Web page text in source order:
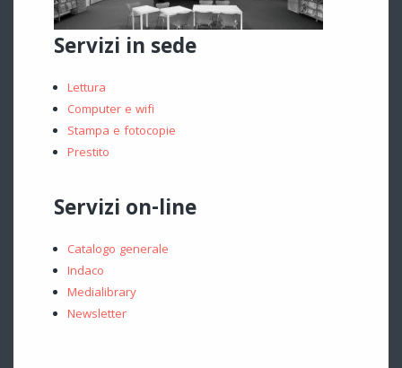
Servizi in sede
Lettura
Computer e wifi
Stampa e fotocopie
Prestito
Servizi on-line
Catalogo generale
Indaco
Medialibrary
Newsletter